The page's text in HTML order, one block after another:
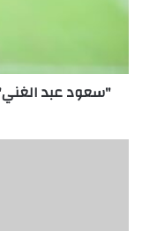
ومخترع
"سعود عبد